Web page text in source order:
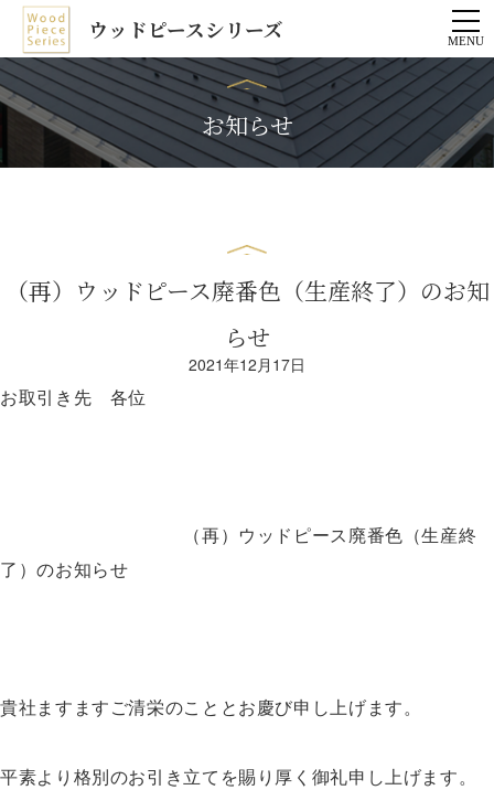
ウッドピースシリーズ
お知らせ
（再）ウッドピース廃番色（生産終了）のお知
らせ
2021年12月17日
お取引き先 各位
（再）ウッドピース廃番色（生産終
了）のお知らせ
貴社ますますご清栄のこととお慶び申し上げます。
平素より格別のお引き立てを賜り厚く御礼申し上げます。